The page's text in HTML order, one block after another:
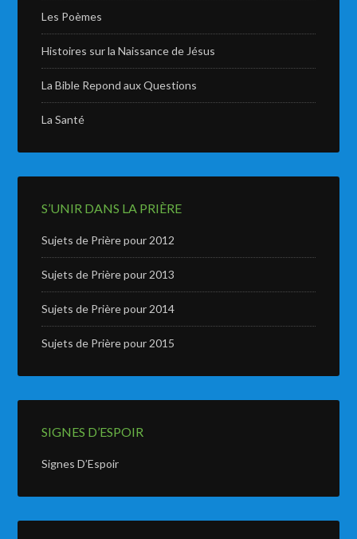
Les Poèmes
Histoires sur la Naissance de Jésus
La Bible Repond aux Questions
La Santé
S’UNIR DANS LA PRIÈRE
Sujets de Prière pour 2012
Sujets de Prière pour 2013
Sujets de Prière pour 2014
Sujets de Prière pour 2015
SIGNES D’ESPOIR
Signes D’Espoir